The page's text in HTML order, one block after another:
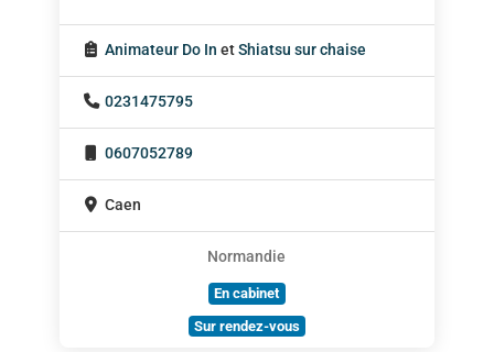
Animateur Do In etShiatsu sur chaise
0231475795
0607052789
Caen
Normandie
En cabinet
Sur rendez-vous